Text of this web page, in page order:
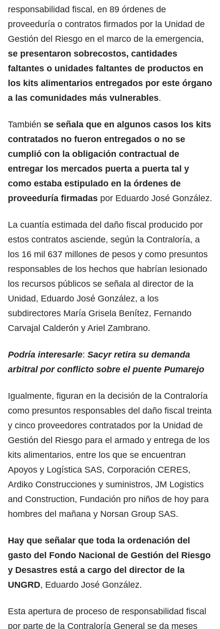
responsabilidad fiscal, en 89 órdenes de
proveeduría o contratos firmados por la Unidad de
Gestión del Riesgo en el marco de la emergencia,
se presentaron sobrecostos, cantidades
faltantes o unidades faltantes de productos en
los kits alimentarios entregados por este órgano
a las comunidades más vulnerables.
También se señala que en algunos casos los kits
contratados no fueron entregados o no se
cumplió con la obligación contractual de
entregar los mercados puerta a puerta tal y
como estaba estipulado en la órdenes de
proveeduría firmadas por Eduardo José González.
La cuantía estimada del daño fiscal producido por
estos contratos asciende, según la Contraloría, a
los 16 mil 637 millones de pesos y como presuntos
responsables de los hechos que habrían lesionado
los recursos públicos se señala al director de la
Unidad, Eduardo José González, a los
subdirectores María Grisela Benítez, Fernando
Carvajal Calderón y Ariel Zambrano.
Podría interesarle: Sacyr retira su demanda
arbitral por conflicto sobre el puente Pumarejo
Igualmente, figuran en la decisión de la Contraloría
como presuntos responsables del daño fiscal treinta
y cinco proveedores contratados por la Unidad de
Gestión del Riesgo para el armado y entrega de los
kits alimentarios, entre los que se encuentran
Apoyos y Logística SAS, Corporación CERES,
Ardiko Construcciones y suministros, JM Logistics
and Construction, Fundación pro niños de hoy para
hombres del mañana y Norsan Group SAS.
Hay que señalar que toda la ordenación del
gasto del Fondo Nacional de Gestión del Riesgo
y Desastres está a cargo del director de la
UNGRD, Eduardo José González.
Esta apertura de proceso de responsabilidad fiscal
por parte de la Contraloría General se da meses